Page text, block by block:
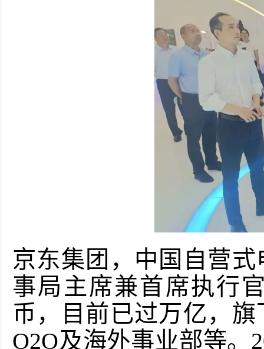
京东集团， 中国自营
事局主席兼首席执行
币，
目前已过万亿， 旗
O2O及海外事业部等。